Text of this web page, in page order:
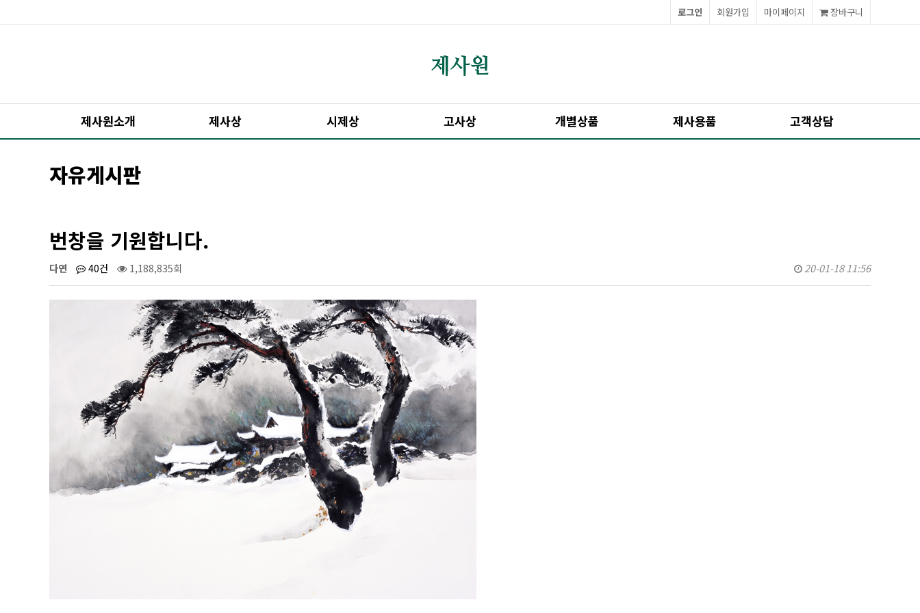
장바구니
마이페이지
회원가입
로그인
제사원소개 제사상 시제상 고사상 개별상품 제사용품 고객상담
자유게시판
번창을 기원합니다.
다연 40건 1,188,835회 20-01-18 11:56